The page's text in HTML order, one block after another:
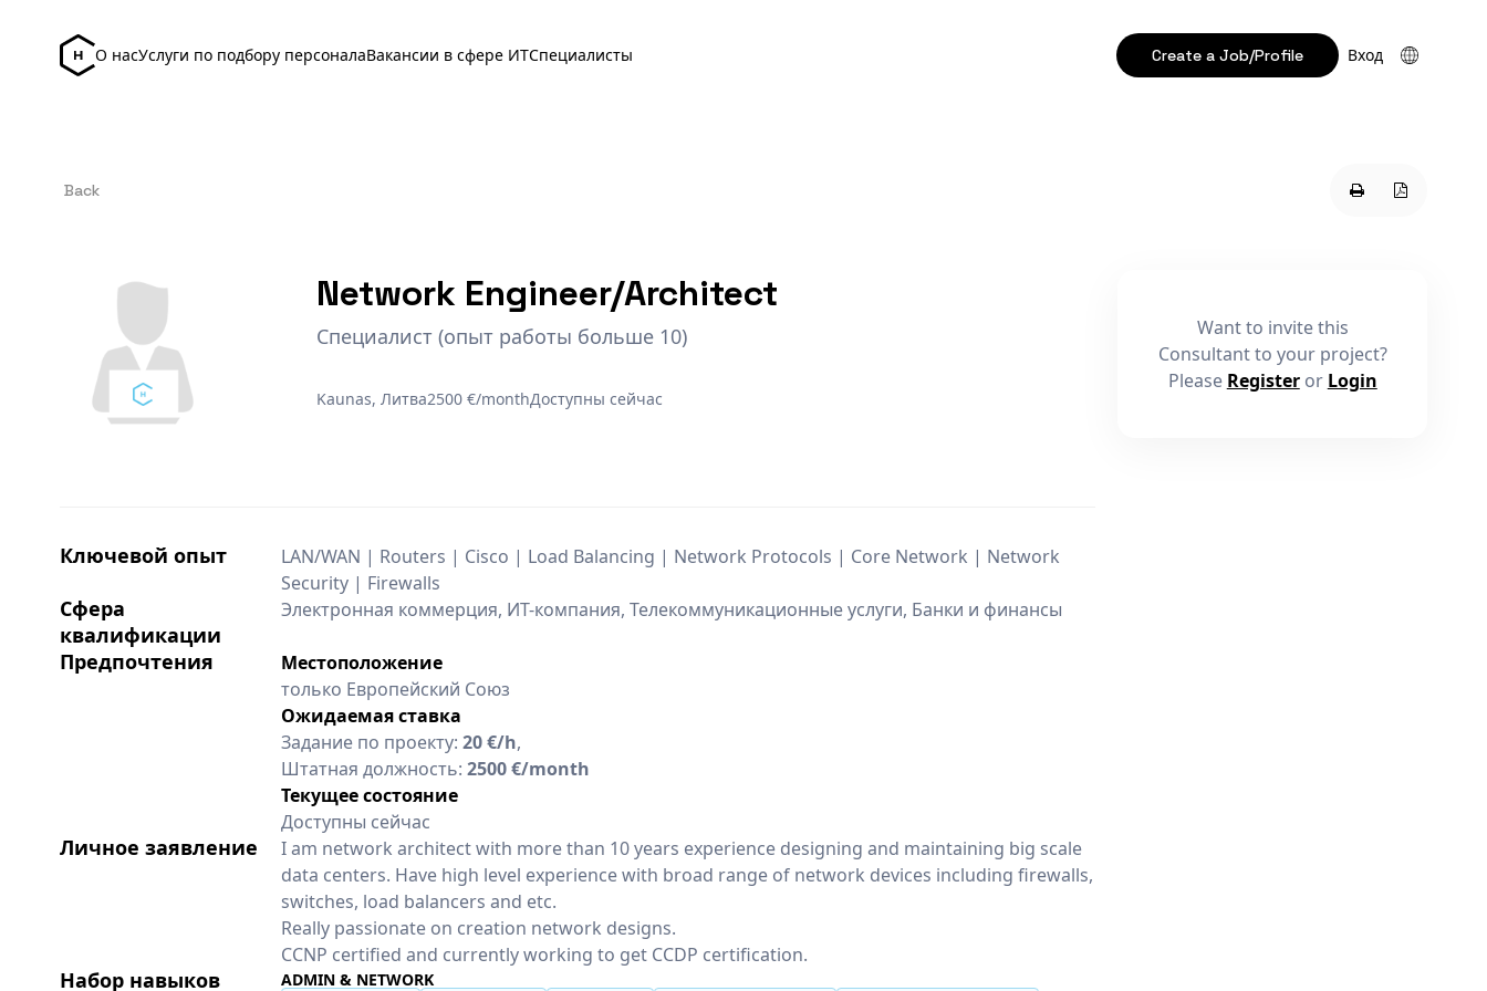
О насУслуги по подбору персоналаВакансии в сфере ИТСпециалисты Create a Job/Profile Вход
Back
Network Engineer/Architect
Специалист (опыт работы больше 10)
Kaunas, Литва2500 €/monthДоступны сейчас
Ключевой опыт
LAN/WAN | Routers | Cisco | Load Balancing | Network Protocols | Core Network | Network
Security | Firewalls
Сфера
квалификации
Электронная коммерция, ИТ-компания, Телекоммуникационные услуги, Банки и финансы
Предпочтения
Местоположение
только Европейский Союз
Ожидаемая ставка
Задание по проекту: 20 €/h,
Штатная должность: 2500 €/month
Текущее состояние
Доступны сейчас
Личное заявление
I am network architect with more than 10 years experience designing and maintaining big scale
data centers. Have high level experience with broad range of network devices including firewalls,
switches, load balancers and etc.
Really passionate on creation network designs.
CCNP certified and currently working to get CCDP certification.
Набор навыков
ADMIN & NETWORK
Want to invite this
Consultant to your project?
Please Registeror Login